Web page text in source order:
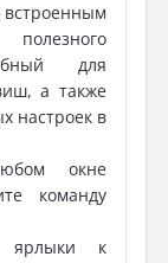
встроенным
для
а также
настроек в
окне
команду
ярлыки к